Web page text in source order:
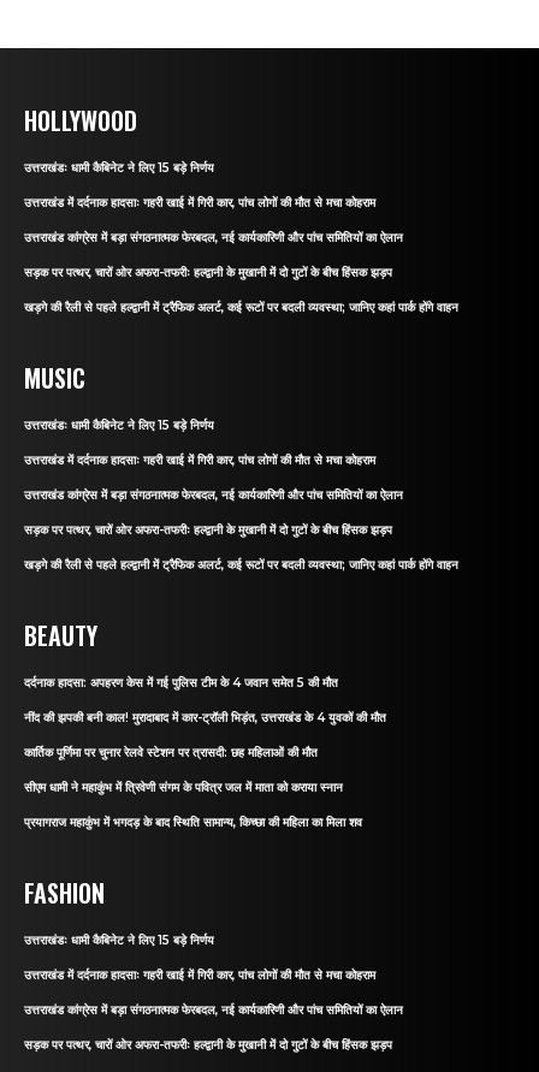
HOLLYWOOD
उत्तराखंडः धामी कैबिनेट ने लिए 15 बड़े निर्णय
उत्तराखंड में दर्दनाक हादसाः गहरी खाई में गिरी कार, पांच लोगों की मौत से मचा कोहराम
उत्तराखंड कांग्रेस में बड़ा संगठनात्मक फेरबदल, नई कार्यकारिणी और पांच समितियों का ऐलान
सड़क पर पत्थर, चारों ओर अफरा-तफरीः हल्द्वानी के मुखानी में दो गुटों के बीच हिंसक झड़प
खड़गे की रैली से पहले हल्द्वानी में ट्रैफिक अलर्ट, कई रूटों पर बदली व्यवस्था; जानिए कहां पार्क होंगे वाहन
MUSIC
उत्तराखंडः धामी कैबिनेट ने लिए 15 बड़े निर्णय
उत्तराखंड में दर्दनाक हादसाः गहरी खाई में गिरी कार, पांच लोगों की मौत से मचा कोहराम
उत्तराखंड कांग्रेस में बड़ा संगठनात्मक फेरबदल, नई कार्यकारिणी और पांच समितियों का ऐलान
सड़क पर पत्थर, चारों ओर अफरा-तफरीः हल्द्वानी के मुखानी में दो गुटों के बीच हिंसक झड़प
खड़गे की रैली से पहले हल्द्वानी में ट्रैफिक अलर्ट, कई रूटों पर बदली व्यवस्था; जानिए कहां पार्क होंगे वाहन
BEAUTY
दर्दनाक हादसा: अपहरण केस में गई पुलिस टीम के 4 जवान समेत 5 की मौत
नींद की झपकी बनी काल! मुरादाबाद में कार-ट्रॉली भिड़ंत, उत्तराखंड के 4 युवकों की मौत
कार्तिक पूर्णिमा पर चुनार रेलवे स्टेशन पर त्रासदी: छह महिलाओं की मौत
सीएम धामी ने महाकुंभ में त्रिवेणी संगम के पवित्र जल में माता को कराया स्नान
प्रयागराज महाकुंभ में भगदड़ के बाद स्थिति सामान्य, किच्छा की महिला का मिला शव
FASHION
उत्तराखंडः धामी कैबिनेट ने लिए 15 बड़े निर्णय
उत्तराखंड में दर्दनाक हादसाः गहरी खाई में गिरी कार, पांच लोगों की मौत से मचा कोहराम
उत्तराखंड कांग्रेस में बड़ा संगठनात्मक फेरबदल, नई कार्यकारिणी और पांच समितियों का ऐलान
सड़क पर पत्थर, चारों ओर अफरा-तफरीः हल्द्वानी के मुखानी में दो गुटों के बीच हिंसक झड़प